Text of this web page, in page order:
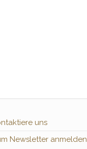
uns
Newsletter anmelden